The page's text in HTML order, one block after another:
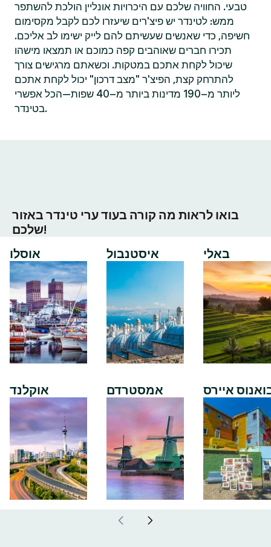
טבעי. החוויה שלכם עם היכרויות אונליין הולכת להשתפר
ממש: לטינדר יש פיצ'רים שיעזרו לכם לקבל מקסימום
חשיפה, כדי שאנשים שעשיתם להם לייק ישימו לב אליכם.
תכירו חברים שאוהבים קפה כמוכם או תמצאו מישהו
שיכול לקחת אתכם במטקות. וכשאתם מרגישים צורך
להתרחק קצת, הפיצ'ר "מצב דרכון" יכול לקחת אתכם
ליותר מ–190 מדינות ביותר מ–40 שפות—הכל אפשרי
בטינדר.
בואו לראות מה קורה בעוד ערי טינדר באזור
שלכם!
אוסלו
אוקלנד
איסטנבול
אמסטרדם
באלי
איירס